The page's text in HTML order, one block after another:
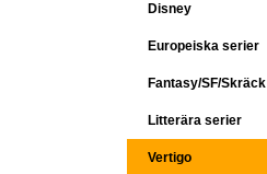
Disney
Europeiska serier
Fantasy/SF/Skräck
Litterära serier
Vertigo